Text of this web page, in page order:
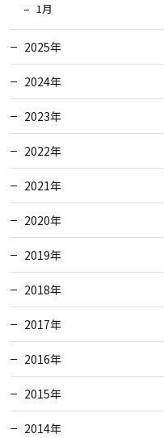
1月
2025年
2024年
2023年
2022年
2021年
2020年
2019年
2018年
2017年
2016年
2015年
2014年